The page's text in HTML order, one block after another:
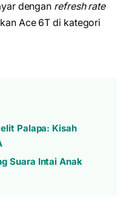
dengan refresh rate
Ace 6T di kategori
Palapa: Kisah
Suara Intai Anak